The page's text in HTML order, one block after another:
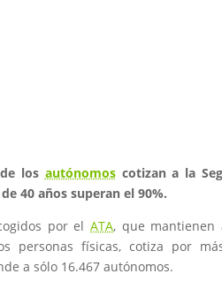
los autónomoscotizan a la
40 años superan el 90%.
por elATA, que mantienen
personas físicas, cotiza por
a sólo 16.467 autónomos.